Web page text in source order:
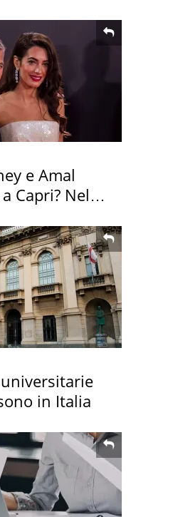
e Amal
Capri? Nel
in Italia